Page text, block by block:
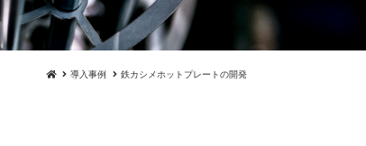
導入事例 鉄カシメホットプレートの開発